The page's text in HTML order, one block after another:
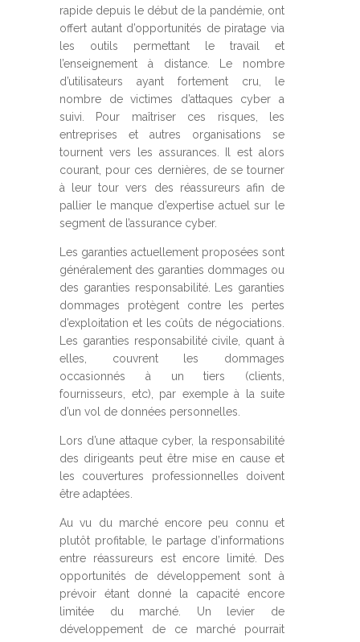
rapide depuis le début de la pandémie, ont
offert autant d’opportunités de piratage via
les outils permettant le travail et
l’enseignement à distance. Le nombre
d’utilisateurs ayant fortement cru, le
nombre de victimes d’attaques cyber a
suivi. Pour maîtriser ces risques, les
entreprises et autres organisations se
tournent vers les assurances. Il est alors
courant, pour ces dernières, de se tourner
à leur tour vers des réassureurs afin de
pallier le manque d’expertise actuel sur le
segment de l’assurance cyber.
Les garanties actuellement proposées sont
généralement des garanties dommages ou
des garanties responsabilité. Les garanties
dommages protègent contre les pertes
d’exploitation et les coûts de négociations.
Les garanties responsabilité civile, quant à
elles, couvrent les dommages
occasionnés à un tiers (clients,
fournisseurs, etc), par exemple à la suite
d’un vol de données personnelles.
Lors d’une attaque cyber, la responsabilité
des dirigeants peut être mise en cause et
les couvertures professionnelles doivent
être adaptées.
Au vu du marché encore peu connu et
plutôt profitable, le partage d’informations
entre réassureurs est encore limité. Des
opportunités de développement sont à
prévoir étant donné la capacité encore
limitée du marché. Un levier de
développement de ce marché pourrait